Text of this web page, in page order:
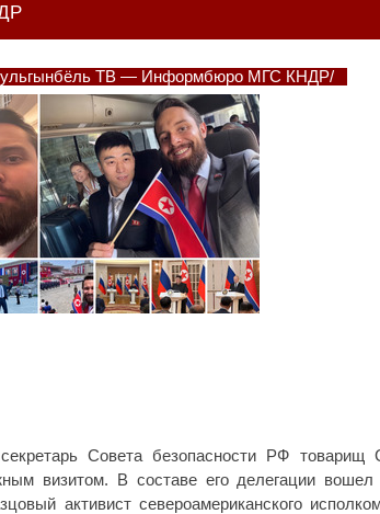
ТВ — Информбюро МГС КНДР/
Совета безопасности РФ товарищ
визитом. В составе его делегации вошел
активист североамериканского